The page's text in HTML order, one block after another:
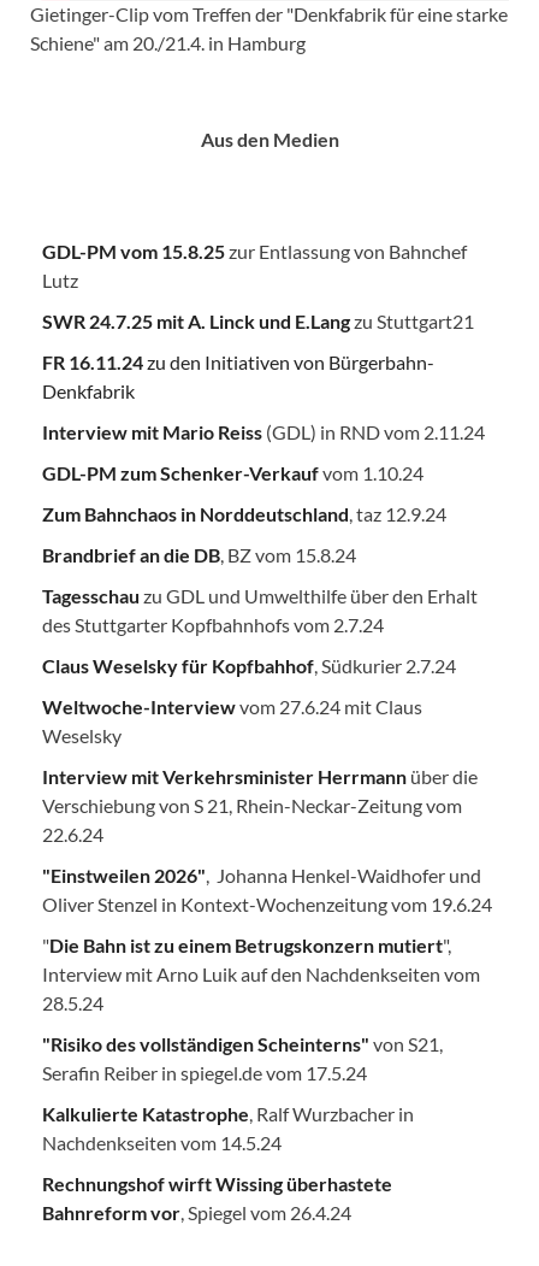
Gietinger-Clip vom Treffen der "Denkfabrik für eine starke
Schiene" am 20./21.4. in Hamburg
Aus den Medien
GDL-PM vom 15.8.25zur Entlassung von Bahnchef
Lutz
SWR 24.7.25 mit A. Linck und E.Langzu Stuttgart21
FR 16.11.24zu den Initiativen von Bürgerbahn-
Denkfabrik
Interview mit Mario Reiss (GDL) in RND vom 2.11.24
GDL-PM zum Schenker-Verkaufvom 1.10.24
Zum Bahnchaos in Norddeutschland , taz 12.9.24
Brandbrief an die DB , BZ vom 15.8.24
Tagesschau zu GDL und Umwelthilfe über den Erhalt
des Stuttgarter Kopfbahnhofs vom 2.7.24
Claus Weselsky für Kopfbahhof , Südkurier 2.7.24
Weltwoche-Interviewvom 27.6.24 mit Claus
Weselsky
Interview mit Verkehrsminister Herrmann über die
Verschiebung von S 21, Rhein-Neckar-Zeitung vom
22.6.24
"Einstweilen 2026" , Johanna Henkel-Waidhofer und
Oliver Stenzel in Kontext-Wochenzeitung vom 19.6.24
"Die Bahn ist zu einem Betrugskonzern mutiert",
Interview mit Arno Luik auf den Nachdenkseiten vom
28.5.24
"Risiko des vollständigen Scheinterns" von S21,
Serafin Reiber in spiegel.de vom 17.5.24
Kalkulierte Katastrophe , Ralf Wurzbacher in
Nachdenkseiten vom 14.5.24
Rechnungshof wirft Wissing überhastete
Bahnreform vor , Spiegel vom 26.4.24